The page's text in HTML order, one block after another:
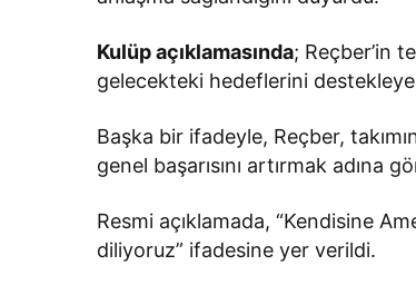
Kulüp açıklamasında; Reçber’in
gelecekteki hedeflerini
Başka bir ifadeyle, Reçber,
genel başarısını artırmak adına
Resmi açıklamada, “Kendisine
diliyoruz” ifadesine yer verildi.